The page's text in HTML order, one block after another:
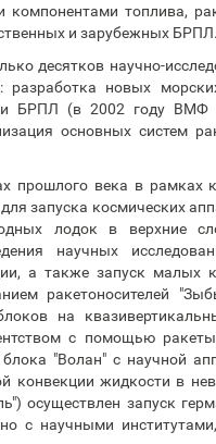
топлива,
и зарубежных БРПЛ.
десятков научно-
новых
БРПЛ (в 2002 году
основных систем
прошлого века в рамках
запуска космических
лодок в верхние
научных
а также запуск малых
ракетоносителей
на
с помощью
"Волан" с научной
конвекции жидкости в
осуществлен запуск
с научными